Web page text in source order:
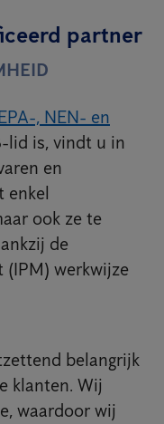
partner
, NEN- en
lid is, vindt u in
en
enkel
ook ze te
de
(IPM) werkwijze
belangrijk
klanten. Wij
waardoor wij